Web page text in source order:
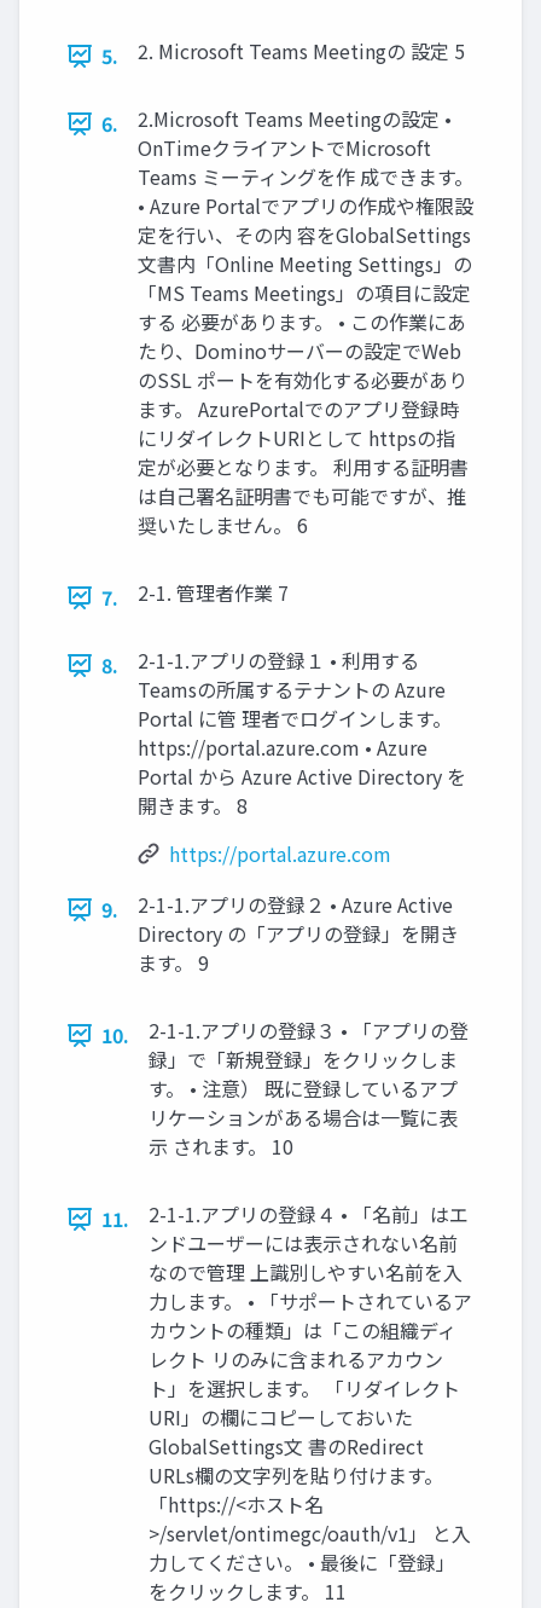
5. 2. Microsoft Teams Meetingの 設定 5
6.
2.Microsoft Teams Meetingの設定 •
OnTimeクライアントでMicrosoft
Teams ミーティングを作 成できます。
• Azure Portalでアプリの作成や権限設
定を行い、その内 容をGlobalSettings
文書内「Online Meeting Settings」の
「MS Teams Meetings」の項目に設定
する 必要があります。 • この作業にあ
たり、Dominoサーバーの設定でWeb
のSSL ポートを有効化する必要があり
ます。 AzurePortalでのアプリ登録時
にリダイレクトURIとして httpsの指
定が必要となります。 利用する証明書
は自己署名証明書でも可能ですが、推
奨いたしません。 6
7. 2-1. 管理者作業 7
8.
2-1-1.アプリの登録１ • 利用する
Teamsの所属するテナントの Azure
Portal に管 理者でログインします。
https://portal.azure.com • Azure
Portal から Azure Active Directory を
開きます。 8
https://portal.azure.com
9.
2-1-1.アプリの登録２ • Azure Active
Directory の「アプリの登録」を開き
ます。 9
10.
2-1-1.アプリの登録３ • 「アプリの登
録」で「新規登録」をクリックしま
す。 • 注意） 既に登録しているアプ
リケーションがある場合は一覧に表
示 されます。 10
11.
2-1-1.アプリの登録４ • 「名前」はエ
ンドユーザーには表示されない名前
なので管理 上識別しやすい名前を入
力します。 • 「サポートされているア
カウントの種類」は「この組織ディ
レクト リのみに含まれるアカウン
ト」を選択します。 「リダイレクト
URI」の欄にコピーしておいた
GlobalSettings文 書のRedirect
URLs欄の文字列を貼り付けます。
「https://<ホスト名
>/servlet/ontimegc/oauth/v1」 と入
力してください。 • 最後に「登録」
をクリックします。 11